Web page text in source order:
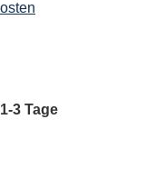
3 Tage